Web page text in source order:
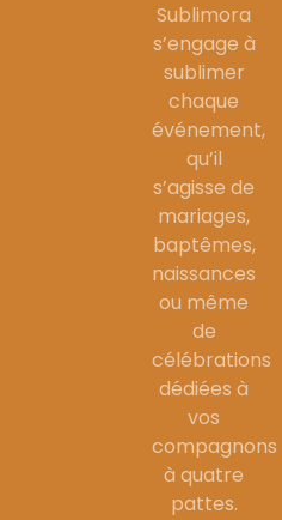
Sublimora
s’engage à
sublimer
chaque
événement,
qu’il
s’agisse de
mariages,
baptêmes,
naissances
ou même
de
célébrations
dédiées à
vos
compagnons
à quatre
pattes.